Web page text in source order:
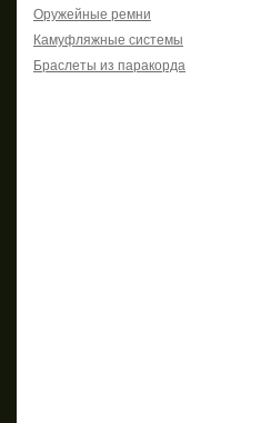
Оружейные ремни
Камуфляжные системы
Браслеты из паракорда